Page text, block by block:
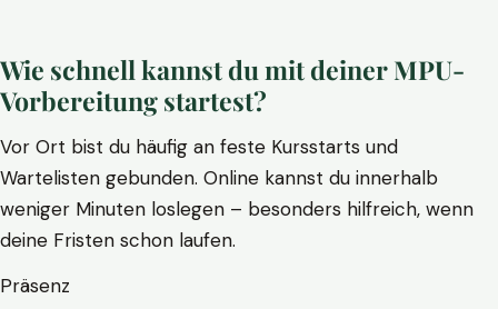
Wie schnell kannst du mit deiner MPU-
Vorbereitung startest?
Vor Ort bist du häufig an feste Kursstarts und
Wartelisten gebunden. Online kannst du innerhalb
weniger Minuten loslegen – besonders hilfreich, wenn
deine Fristen schon laufen.
Präsenz